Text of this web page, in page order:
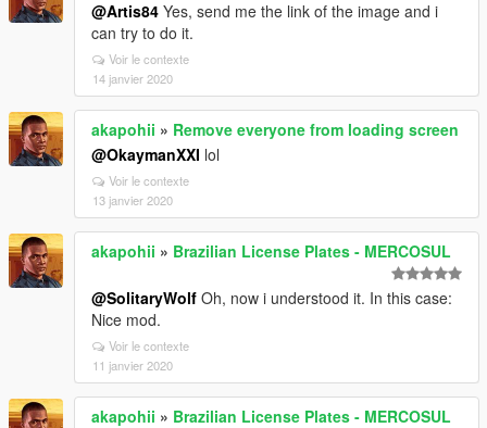
@Artis84 Yes, send me the link of the image and i
can try to do it.
Voir le contexte
14 janvier 2020
akapohii » Remove everyone from loading screen
@OkaymanXXI lol
Voir le contexte
13 janvier 2020
akapohii » Brazilian License Plates - MERCOSUL
@SolitaryWolf Oh, now i understood it. In this case:
Nice mod.
Voir le contexte
11 janvier 2020
akapohii » Brazilian License Plates - MERCOSUL